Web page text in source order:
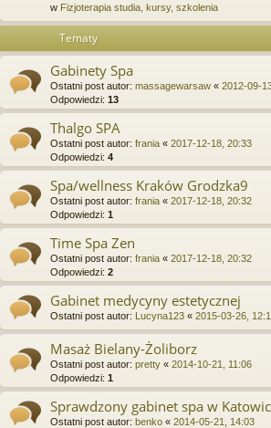
w Fizjoterapia studia, kursy, szkolenia
Tematy
Gabinety Spa
Ostatni post autor: massagewarsaw « 2012-09-
Odpowiedzi: 13
Thalgo SPA
Ostatni post autor: frania « 2017-12-18, 20:33
Odpowiedzi: 4
Spa/wellness Kraków Grodzka9
Ostatni post autor: frania « 2017-12-18, 20:32
Odpowiedzi: 1
Time Spa Zen
Ostatni post autor: frania « 2017-12-18, 20:32
Odpowiedzi: 2
Gabinet medycyny estetycznej
Ostatni post autor: Lucyna123 « 2015-03-26,
Masaż Bielany-Żoliborz
Ostatni post autor: pretty « 2014-10-21, 11:06
Odpowiedzi: 1
Sprawdzony gabinet spa w
Ostatni post autor: benko « 2014-05-21, 14:03